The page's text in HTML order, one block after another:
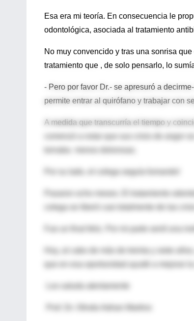
Esa era mi teoría. En consecuencia le
odontológica, asociada al tratamiento
No muy convencido y tras una sonrisa
tratamiento que , de solo pensarlo, lo
- Pero por favor Dr.- se apresuró a
permite entrar al quirófano y trabajar con
A medida que transcurría el tiempo y
comenzó a notar que sus crisis de angor
Por su lado, el colega seguía fumando!
Pasaron ocho meses. El tratamiento
colega se liberó casi totalmente de las
Fue un final feliz. Por mi parte sentí una
Hoy, al cabo de más de treinta y siete